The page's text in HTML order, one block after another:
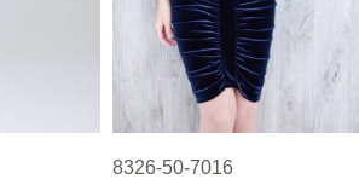
8326-50-7016